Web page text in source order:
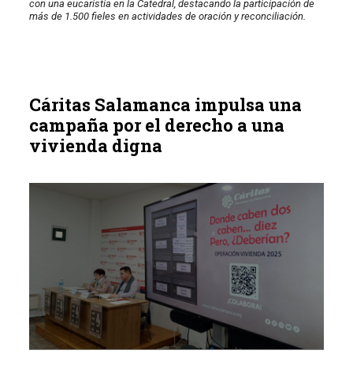
con una eucaristía en la Catedral, destacando la participación de
más de 1.500 fieles en actividades de oración y reconciliación.
Cáritas Salamanca impulsa una
campaña por el derecho a una
vivienda digna